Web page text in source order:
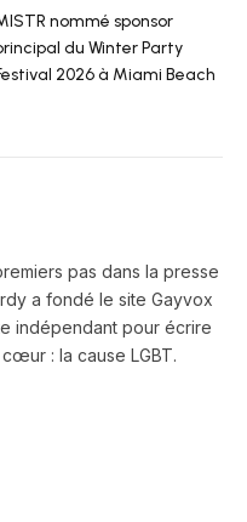
nommé sponsor
du Winter Party
2026 à Miami Beach
pas dans la presse
a fondé le site Gayvox
indépendant pour écrire
: la cause LGBT.